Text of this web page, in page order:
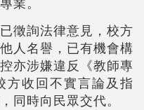
徵詢法律意見，校方
人名譽，已有機會構
亦涉嫌違反《教師專
方收回不實言論及指
同時向民眾交代。